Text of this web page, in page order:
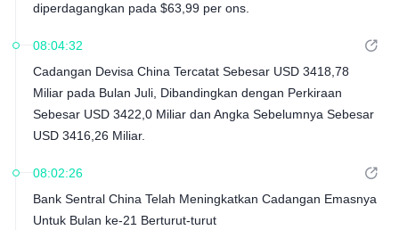
diperdagangkan pada $63,99 per ons.
08:04:32
Cadangan Devisa China Tercatat Sebesar USD 3418,78
Miliar pada Bulan Juli, Dibandingkan dengan Perkiraan
Sebesar USD 3422,0 Miliar dan Angka Sebelumnya Sebesar
USD 3416,26 Miliar.
08:02:26
Bank Sentral China Telah Meningkatkan Cadangan Emasnya
Untuk Bulan ke-21 Berturut-turut